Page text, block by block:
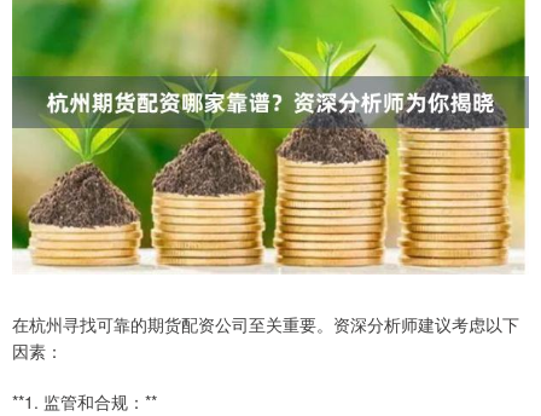
在杭州寻找可靠的期货配资公司至关重要。资深分析师建议考虑以下
因素：
**1. 监管和合规：**